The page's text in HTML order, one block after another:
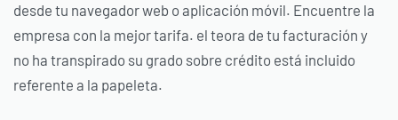
desde tu navegador web o aplicación móvil. Encuentre la
empresa con la mejor tarifa. el teora de tu facturación y
no ha transpirado su grado sobre crédito está incluido
referente a la papeleta.